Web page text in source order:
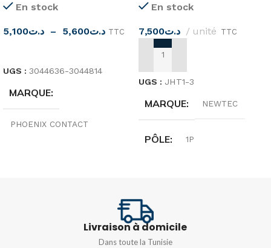
En stock
د.ت5,100 – د.ت5,600
TTC
UGS : 3044636-3044814
MARQUE
PHOENIX CONTACT
UTTB 2,5,UTTB 4
En stock
د.ت7,500 unité TTC
AJOUTER AU PANIER
UGS : JHT1-3
MARQUE NEWTEC
PÔLE 1P
35mm²
Livraison à domicile
Dans toute la Tunisie